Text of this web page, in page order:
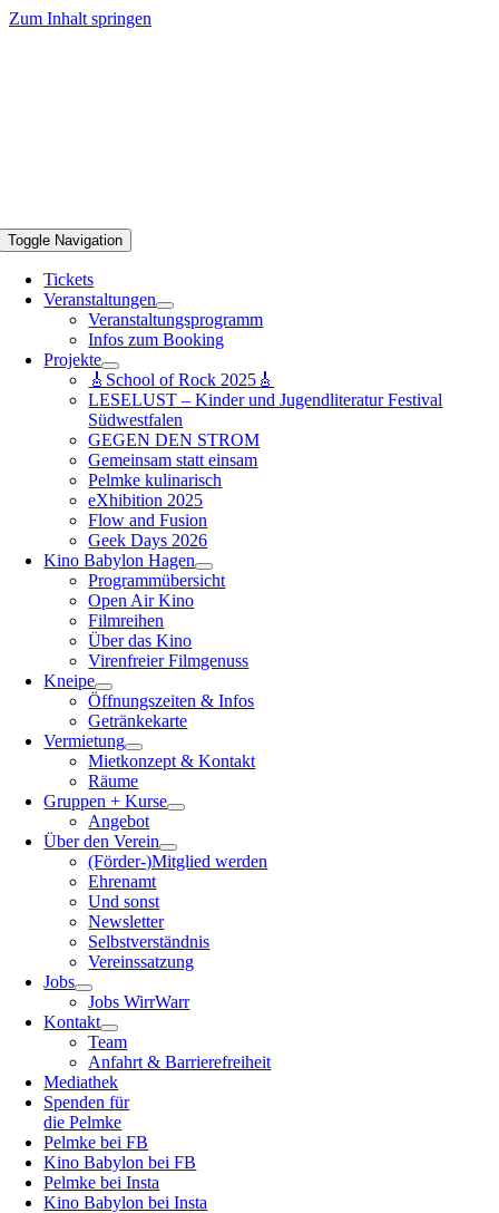
Zum Inhalt springen
Toggle Navigation
Tickets
Veranstaltungen
Veranstaltungsprogramm
Infos zum Booking
Projekte
🎸School of Rock 2025🎸
LESELUST – Kinder und Jugendliteratur Festival
Südwestfalen
GEGEN DEN STROM
Gemeinsam statt einsam
Pelmke kulinarisch
eXhibition 2025
Flow and Fusion
Geek Days 2026
Kino Babylon Hagen
Programmübersicht
Open Air Kino
Filmreihen
Über das Kino
Virenfreier Filmgenuss
Kneipe
Öffnungszeiten & Infos
Getränkekarte
Vermietung
Mietkonzept & Kontakt
Räume
Gruppen + Kurse
Angebot
Über den Verein
(Förder-)Mitglied werden
Ehrenamt
Und sonst
Newsletter
Selbstverständnis
Vereinssatzung
Jobs
Jobs WirrWarr
Kontakt
Team
Anfahrt & Barrierefreiheit
Mediathek
Spenden für
die Pelmke
Pelmke bei FB
Kino Babylon bei FB
Pelmke bei Insta
Kino Babylon bei Insta